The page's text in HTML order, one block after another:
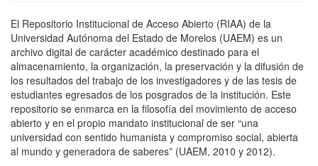
El Repositorio Institucional de Acceso Abierto (RIAA) de la
Universidad Autónoma del Estado de Morelos (UAEM) es un
archivo digital de carácter académico destinado para el
almacenamiento, la organización, la preservación y la difusión de
los resultados del trabajo de los investigadores y de las tesis de
estudiantes egresados de los posgrados de la institución. Este
repositorio se enmarca en la filosofía del movimiento de acceso
abierto y en el propio mandato institucional de ser “una
universidad con sentido humanista y compromiso social, abierta
al mundo y generadora de saberes” (UAEM, 2010 y 2012).